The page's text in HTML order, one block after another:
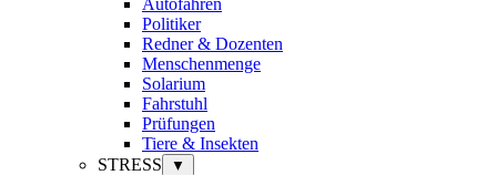
Politiker
Redner & Dozenten
Menschenmenge
Solarium
Fahrstuhl
Prüfungen
Tiere & Insekten
STRESS
▼